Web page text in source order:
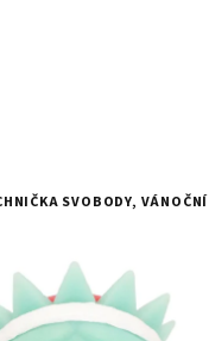
SVOBODY, VÁNOČNÍ